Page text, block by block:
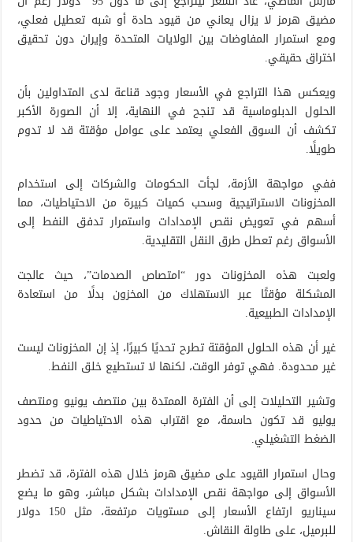
مضيق هرمز لا يزال يعاني من قيود حادة أو شبه تعطيل فعلي،
ومع استمرار المفاوضات بين الولايات المتحدة وإيران دون تحقيق
اختراق حقيقي.
ويعكس هذا التراجع في الأسعار وجود قناعة لدى المتداولين بأن
الحلول الدبلوماسية قد تنجح في النهاية، إلا أن الصورة الأكبر
تكشف أن السوق الفعلي يعتمد على عوامل مؤقتة قد لا تدوم
طويلًا.
ففي مواجهة الأزمة، لجأت الحكومات والشركات إلى استخدام
المخزونات الاستراتيجية وسحب كميات كبيرة من الاحتياطيات، مما
أسهم في تعويض نقص الإمدادات واستمرار تدفق النفط إلى
الأسواق رغم تعطل طرق النقل التقليدية.
ولعبت هذه المخزونات دور “امتصاص الصدمات”، حيث عالجت
المشكلة مؤقتًا عبر الاستهلاك من المخزون بدلًا من استعادة
الإمدادات الطبيعية.
غير أن هذه الحلول المؤقتة تطرح تحديًا كبيرًا، إذ إن المخزونات ليست
غير محدودة. فهي توفر الوقت، لكنها لا تستطيع خلق النفط.
وتشير التحليلات إلى أن الفترة الممتدة بين منتصف يونيو ومنتصف
يوليو قد تكون حاسمة، مع اقتراب هذه الاحتياطيات من حدود
الضغط التشغيلي.
وحال استمرار القيود على مضيق هرمز خلال هذه الفترة، قد تضطر
الأسواق إلى مواجهة نقص الإمدادات بشكل مباشر، وهو ما يضع
سيناريو ارتفاع الأسعار إلى مستويات مرتفعة، مثل 150 دولار
للبرميل، على طاولة النقاش.